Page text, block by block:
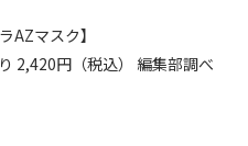
AZマスク】
2,420円（税込） 編集部調べ